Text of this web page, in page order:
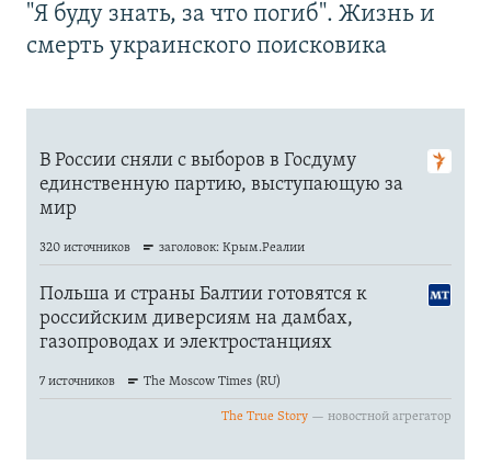
"Я буду знать, за что погиб". Жизнь и
смерть украинского поисковика